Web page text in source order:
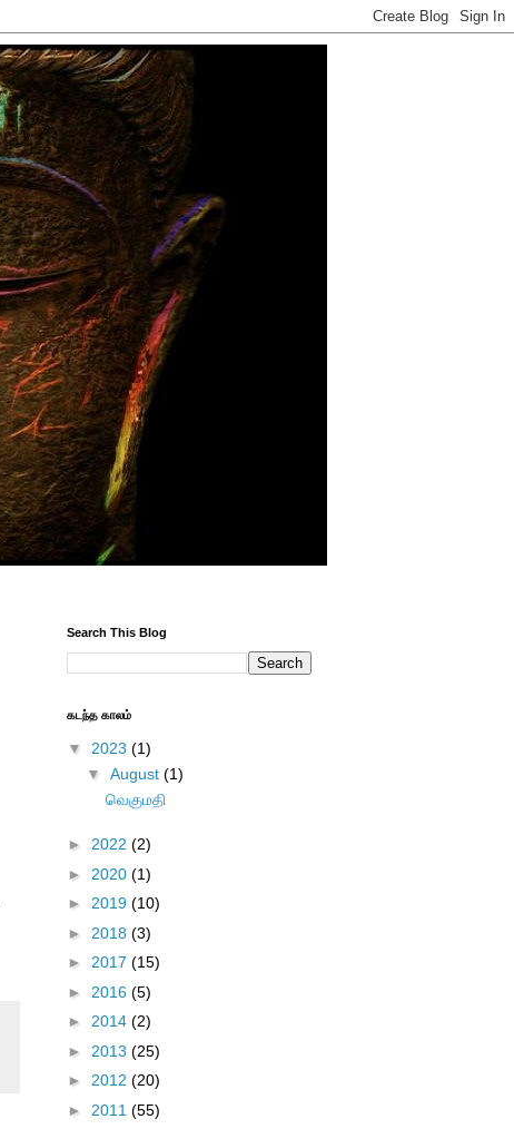
Search This Blog
கடந்த காலம்
▼ 2023 (1)
▼ August (1)
வெகுமதி
► 2022 (2)
► 2020 (1)
► 2019 (10)
► 2018 (3)
► 2017 (15)
► 2016 (5)
► 2014 (2)
► 2013 (25)
► 2012 (20)
► 2011 (55)